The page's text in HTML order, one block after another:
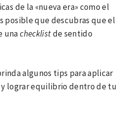
de la «nueva era» como el
posible que descubras que el
unachecklistde sentido
algunos tips para aplicar
lograr equilibrio dentro de tu